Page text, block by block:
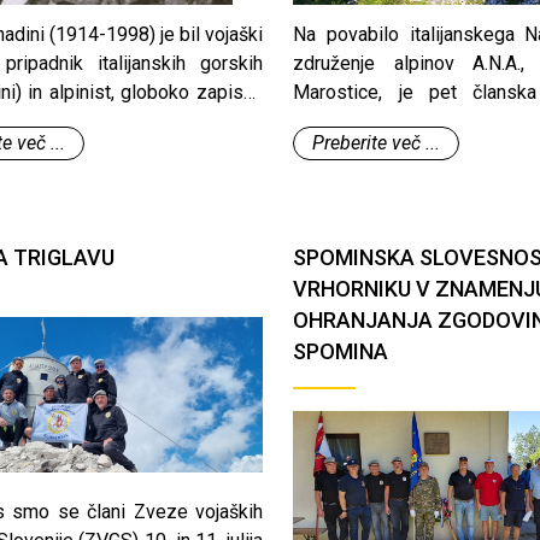
(1914-1998) je bil vojaški
italijanskih gorskih
in alpinist, globoko zapisan
Ta je postal njegova osrednja
ki ga je raziskoval, preplezal,
več ...
Na povabilo italijanskega
združenje alpinov
Marostice, je pet članska
Združenja vojaških gornikov
času od 10. julija do 12.
Preberite več ...
TRIGLAVU
smo se člani Zveze vojaških
SPOMINSKA
VRHORNIKU V
OHRANJANJA
SPOMINA